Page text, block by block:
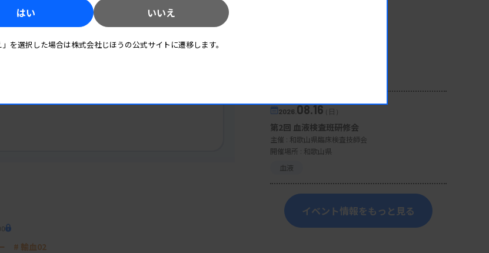
化といった前処理が行われま
味を持つ最小単位に分解します。
「は」「臨床検査技師」「です」
詞」といった品詞が与えられま
「数字」の形に変換する工程で
0.2]」のような数字の並びで
ることで、これらの数字を比
かを数字で判断できるようにな
臨床検査技師が知っておきたい医療AI ［第21回］
臨床検査室における生成AI技術利用、検査技師
による活用法（4）
# 輸血02
2026. 08.16（日）
第2回 血液検査班研修会
主催 : 和歌山県臨床検査技師会
開催場所 : 和歌山県
血液
イベント情報をもっと見る
はい いいえ
を選択した場合は株式会社じほうの公式サイトに遷移します。